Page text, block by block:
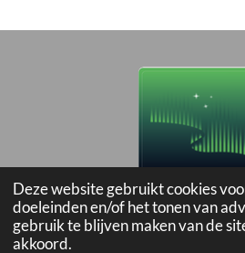
Deze website gebruikt cookies
doeleinden en/of het tonen van
gebruik te blijven maken van de
akkoord.
Aurora Roadtrip is een